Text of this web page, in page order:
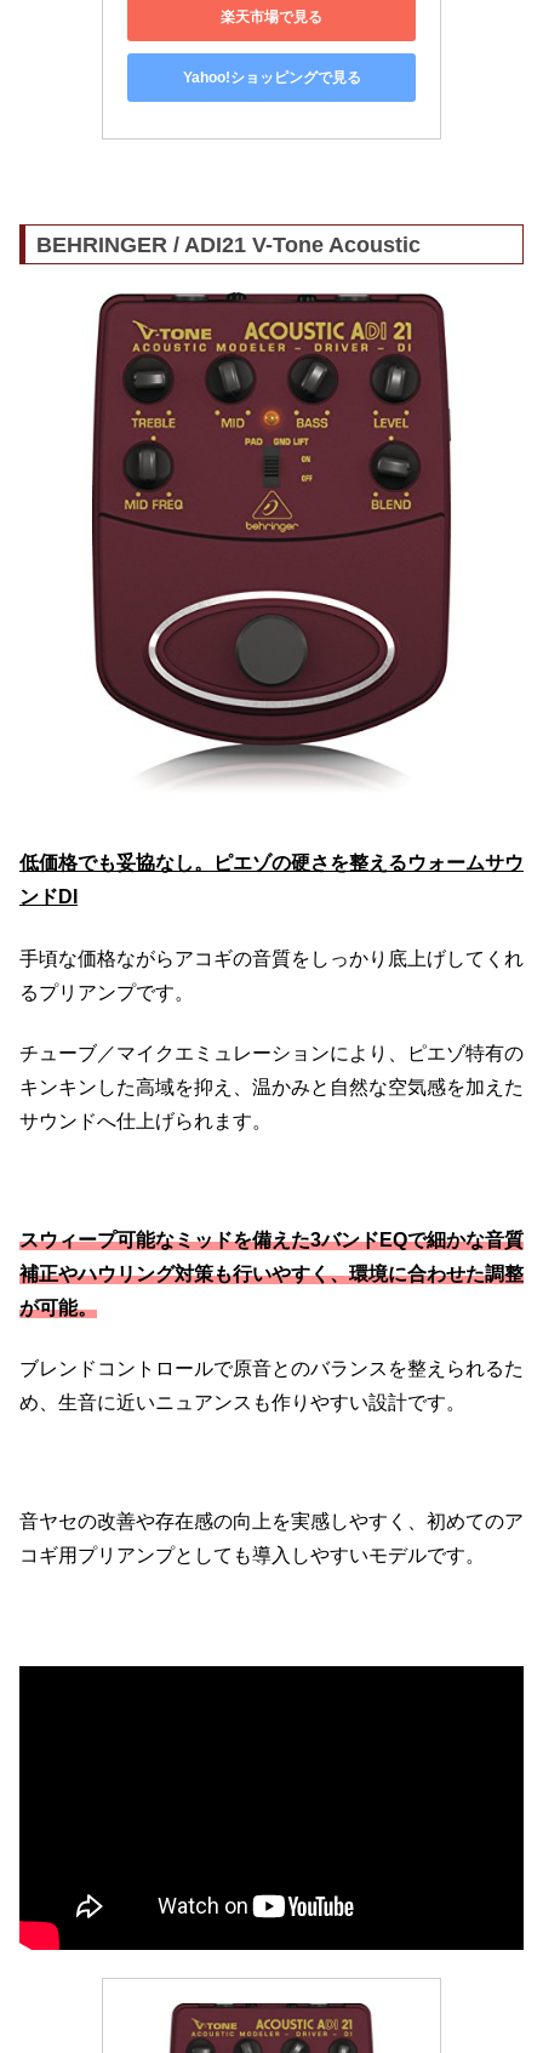
楽天市場で見る
Yahoo!ショッピングで見る
BEHRINGER / ADI21 V-Tone Acoustic
低価格でも妥協なし。ピエゾの硬さを整えるウォームサウ
ンドDI
手頃な価格ながらアコギの音質をしっかり底上げしてくれ
るプリアンプです。
チューブ／マイクエミュレーションにより、ピエゾ特有の
キンキンした高域を抑え、温かみと自然な空気感を加えた
サウンドへ仕上げられます。
スウィープ可能なミッドを備えた3バンドEQで細かな音質
補正やハウリング対策も行いやすく、環境に合わせた調整
が可能。
ブレンドコントロールで原音とのバランスを整えられるた
め、生音に近いニュアンスも作りやすい設計です。
音ヤセの改善や存在感の向上を実感しやすく、初めてのア
コギ用プリアンプとしても導入しやすいモデルです。